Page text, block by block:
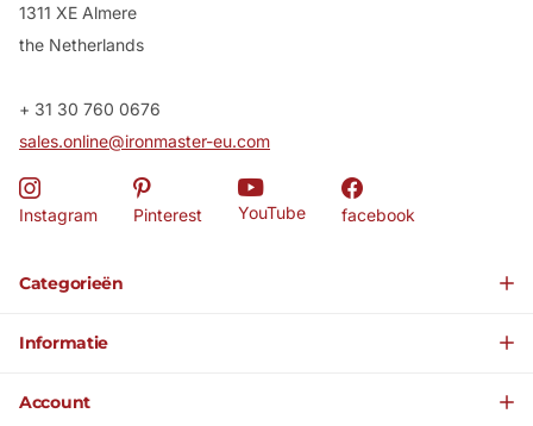
Categorieën
Informatie
Account
1311 XE Almere
the Netherlands
+ 31 30 760 0676
sales.online@ironmaster-eu.com
Instagram Pinterest YouTube facebook